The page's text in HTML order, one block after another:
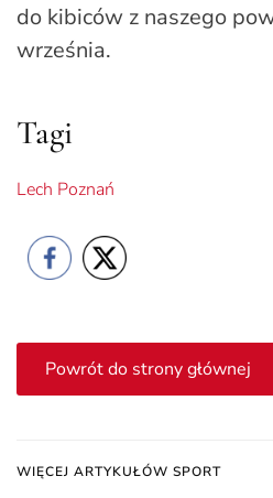
do kibiców z naszego
września.
Tagi
Lech Poznań
Powrót do strony głównej
WIĘCEJ ARTYKUŁÓW SPORT